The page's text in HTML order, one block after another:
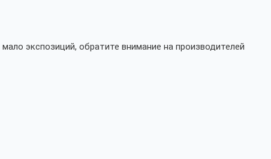
экспозиций, обратите внимание на производителей